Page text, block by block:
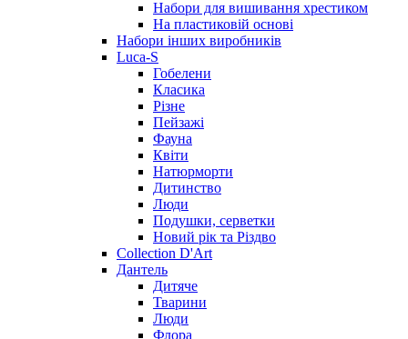
Набори для вишивання хрестиком
На пластиковій основі
Набори інших виробників
Luca-S
Гобелени
Класика
Різне
Пейзажі
Фауна
Квіти
Натюрморти
Дитинство
Люди
Подушки, серветки
Новий рік та Різдво
Collection D'Art
Дантель
Дитяче
Тварини
Люди
Флора